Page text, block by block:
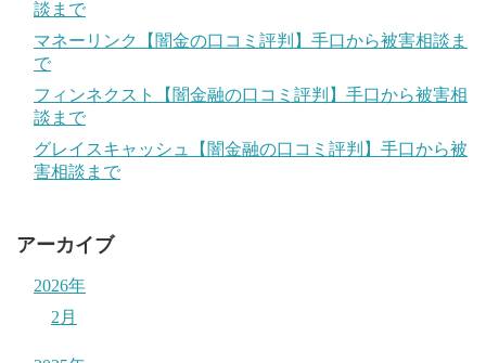
談まで
マネーリンク【闇金の口コミ評判】手口から被害相談ま
で
フィンネクスト【闇金融の口コミ評判】手口から被害相
談まで
グレイスキャッシュ【闇金融の口コミ評判】手口から被
害相談まで
アーカイブ
2026年
2月